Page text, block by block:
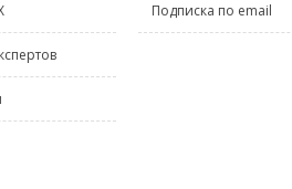
Подписка по email